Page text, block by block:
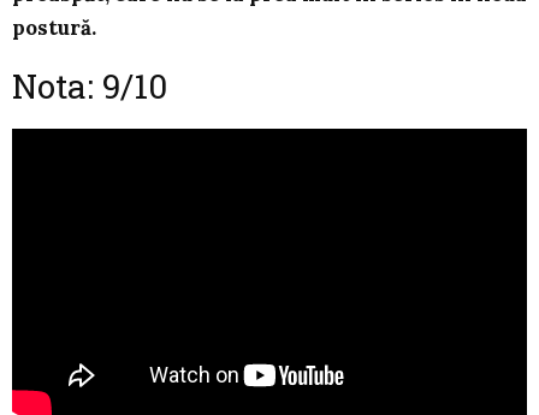
postură.
Nota: 9/10